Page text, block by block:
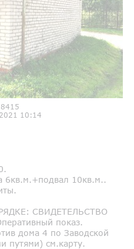
10:14
10кв.м..
СВИДЕТЕЛЬСТВО
показ.
дома 4 по Заводской
путями) см.карту.